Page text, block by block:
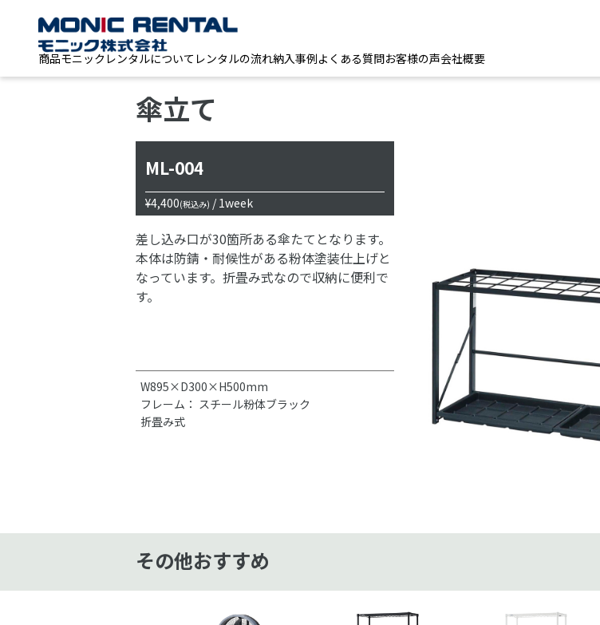
商品モニックレンタルについて レンタルの流れ納入事例よくある質問お客様の声会社概要
傘立て
ML-004
¥4,400(税込み) / 1week
差し込み口が30箇所ある傘たてとなります。
本体は防錆・耐候性がある粉体塗装仕上げと
なっています。折畳み式なので収納に便利で
す。
W895×D300×H500mm
フレーム： スチール粉体ブラック
折畳み式
その他おすすめ